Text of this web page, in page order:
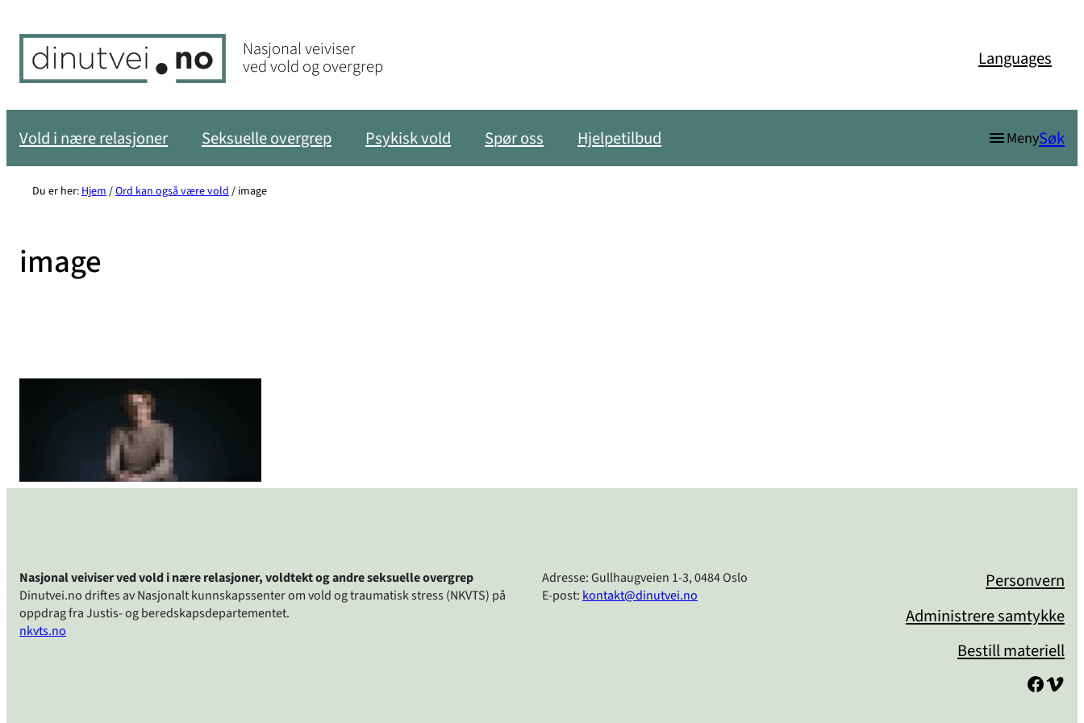
innhold
Nasjonal veiviser
ved vold og overgrep Languages
Vold i nære relasjoner Seksuelle overgrep Psykisk vold Spør oss Hjelpetilbud MenySøk
Du er her:Hjem/Ord kan også være vold/ image
image
Nasjonal veiviser ved vold i nære relasjoner, voldtekt og andre seksuelle overgrep
Dinutvei.no driftes av Nasjonalt kunnskapssenter om vold og traumatisk stress (NKVTS) på
oppdrag fra Justis- og beredskapsdepartementet.
nkvts.no
Adresse: Gullhaugveien 1-3, 0484 Oslo
E-post: kontakt@dinutvei.no
Personvern
Administrere samtykke
Bestill materiell
Facebook Vimeo